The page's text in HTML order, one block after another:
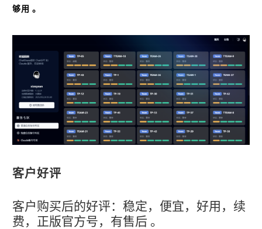
够用 。
客户好评
客户购买后的好评：稳定，便宜，好用，续
费，正版官方号，有售后 。